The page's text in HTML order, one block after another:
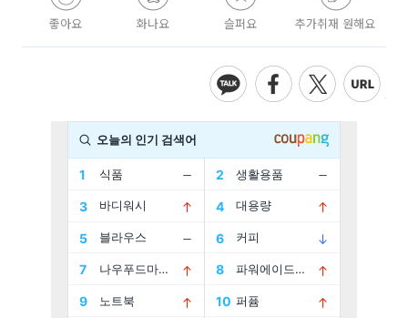
좋아요 화나요 슬퍼요 추가취재 원해요